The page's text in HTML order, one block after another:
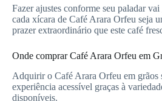
Fazer ajustes conforme seu paladar
cada xícara de Café Arara Orfeu seja
prazer extraordinário que este café
Onde comprar Café Arara Orfeu em
Adquirir o Café Arara Orfeu em grãos
experiência acessível graças à
disponíveis.